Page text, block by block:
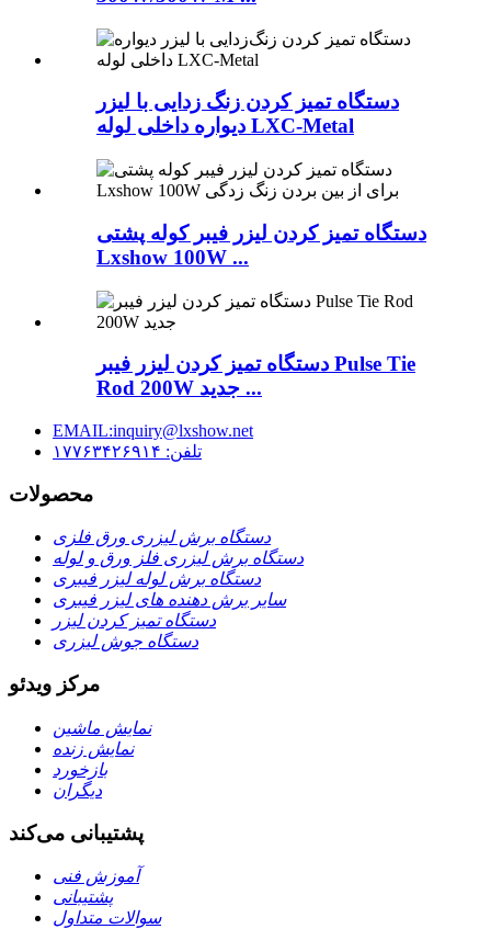
دستگاه تمیز کردن زنگ زدایی با لیزر
دیواره داخلی لوله LXC-Metal
دستگاه تمیز کردن لیزر فیبر کوله پشتی
Lxshow 100W ...
دستگاه تمیز کردن لیزر فیبر Pulse Tie
Rod 200W جدید ...
EMAIL:inquiry@lxshow.net
تلفن: ۱۷۷۶۳۴۲۶۹۱۴
محصولات
دستگاه برش لیزری ورق فلزی
دستگاه برش لیزری فلز ورق و لوله
دستگاه برش لوله لیزر فیبری
سایر برش دهنده های لیزر فیبری
دستگاه تمیز کردن لیزر
دستگاه جوش لیزری
مرکز ویدئو
نمایش ماشین
نمایش زنده
بازخورد
دیگران
پشتیبانی می‌کند
آموزش فنی
پشتیبانی
سوالات متداول